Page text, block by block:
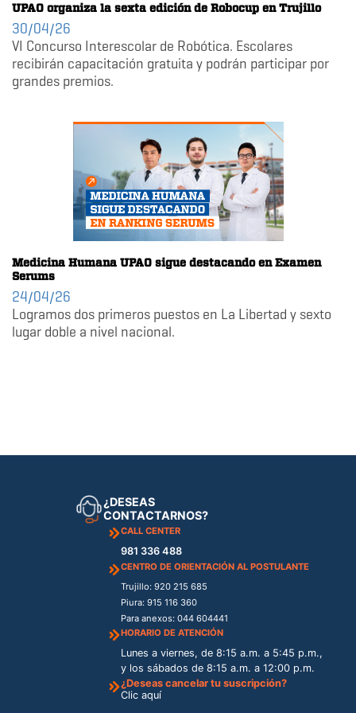
UPAO organiza la sexta edición de Robocup en Trujillo
30/04/26
VI Concurso Interescolar de Robótica. Escolares
recibirán capacitación gratuita y podrán participar por
grandes premios.
Medicina Humana UPAO sigue destacando en Examen
Serums
24/04/26
Logramos dos primeros puestos en La Libertad y sexto
lugar doble a nivel nacional.